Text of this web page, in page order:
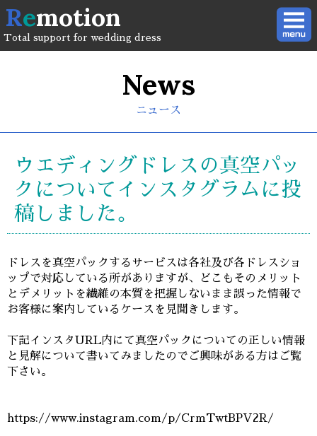
Remotion
Total support for wedding dress
News
ニュース
ウエディングドレスの真空パッ
クについてインスタグラムに投
稿しました。
ドレスを真空パックするサービスは各社及び各ドレスショ
ップで対応している所がありますが、どこもそのメリット
とデメリットを繊維の本質を把握しないまま誤った情報で
お客様に案内しているケースを見聞きします。
下記インスタURL内にて真空パックについての正しい情報
と見解について書いてみましたのでご興味がある方はご覧
下さい。
https://www.instagram.com/p/CrmTwtBPV2R/